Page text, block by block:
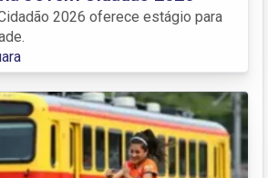
2026 oferece estágio para